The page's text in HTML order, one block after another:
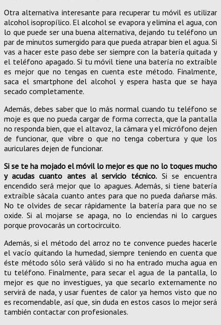
Otra alternativa interesante para recuperar tu móvil es utilizar
alcohol isopropílico. El alcohol se evapora y elimina el agua, con
lo que puede ser una buena alternativa, dejando tu teléfono un
par de minutos sumergido para que pueda atrapar bien el agua. Si
vas a hacer este paso debe ser siempre con la batería quitada y
el teléfono apagado. Si tu móvil tiene una batería no extraíble
es mejor que no tengas en cuenta este método. Finalmente,
saca el smartphone del alcohol y espera hasta que se haya
secado completamente.
Además, debes saber que lo más normal cuando tu teléfono se
moje es que no pueda cargar de forma correcta, que la pantalla
no responda bien, que el altavoz, la cámara y el micrófono dejen
de funcionar, que vibre o que no tenga cobertura y que los
auriculares dejen de funcionar.
Si se te ha mojado el móvil lo mejor es que no lo toques mucho
y acudas cuanto antes al servicio técnico. Si se encuentra
encendido será mejor que lo apagues. Además, si tiene batería
extraíble sácala cuanto antes para que no pueda dañarse más.
No te olvides de secar rápidamente la batería para que no se
oxide. Si al mojarse se apaga, no lo enciendas ni lo cargues
porque provocarás un cortocircuito.
Además, si el método del arroz no te convence puedes hacerle
el vacío quitando la humedad, siempre teniendo en cuenta que
éste método sólo será válido si no ha entrado mucha agua en
tu teléfono. Finalmente, para secar el agua de la pantalla, lo
mejor es que no investigues, ya que secarlo externamente no
servirá de nada, y usar fuentes de calor ya hemos visto que no
es recomendable, así que, sin duda en estos casos lo mejor será
también contactar con profesionales.